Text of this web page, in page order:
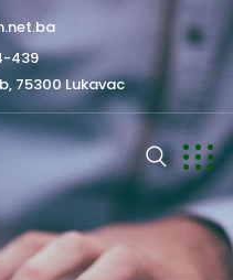
439
75300 Lukavac